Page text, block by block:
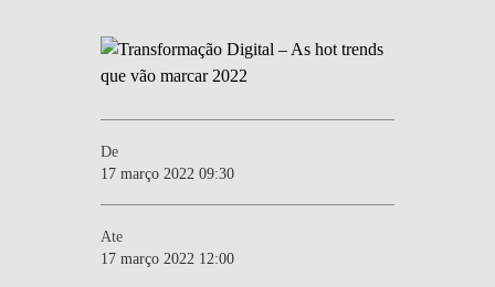
De
17 março 2022 09:30
Ate
17 março 2022 12:00